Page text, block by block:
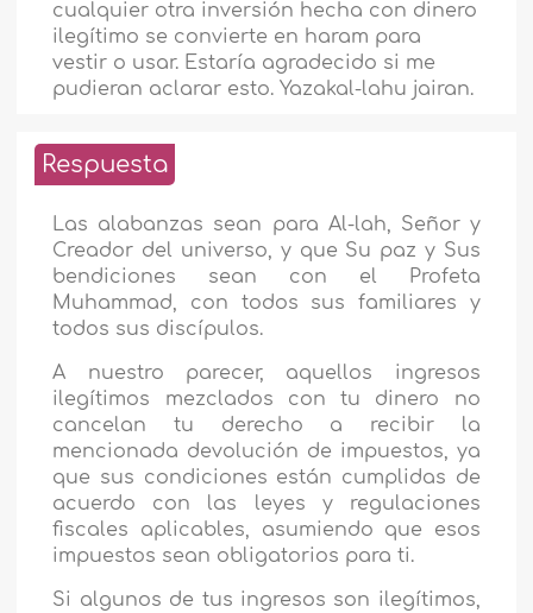
cualquier otra inversión hecha con dinero
ilegítimo se convierte en haram para
vestir o usar. Estaría agradecido si me
pudieran aclarar esto. Yazakal-lahu jairan.
Respuesta
Las alabanzas sean para Al-lah, Señor y
Creador del universo, y que Su paz y Sus
bendiciones sean con el Profeta
Muhammad, con todos sus familiares y
todos sus discípulos.
A nuestro parecer, aquellos ingresos
ilegítimos mezclados con tu dinero no
cancelan tu derecho a recibir la
mencionada devolución de impuestos, ya
que sus condiciones están cumplidas de
acuerdo con las leyes y regulaciones
fiscales aplicables, asumiendo que esos
impuestos sean obligatorios para ti.
Si algunos de tus ingresos son ilegítimos,